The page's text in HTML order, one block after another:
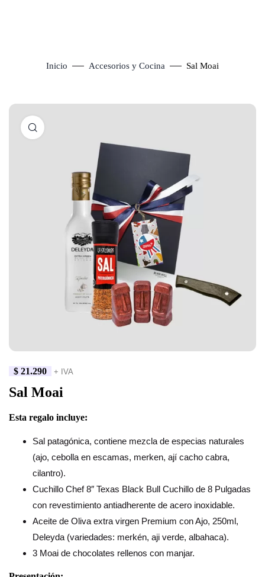
Inicio Accesorios y Cocina Sal Moai
$ 21.290 + IVA
Sal Moai
Esta regalo incluye:
Sal patagónica, contiene mezcla de especias naturales
(ajo, cebolla en escamas, merken, ají cacho cabra,
cilantro).
Cuchillo Chef 8″ Texas Black Bull Cuchillo de 8 Pulgadas
con revestimiento antiadherente de acero inoxidable.
Aceite de Oliva extra virgen Premium con Ajo, 250ml,
Deleyda (variedades: merkén, aji verde, albahaca).
3 Moai de chocolates rellenos con manjar.